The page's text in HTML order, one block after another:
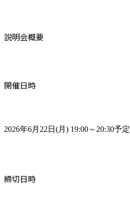
説明会概要
開催日時
2026年6月22日(月) 19:00～20:30予定
締切日時